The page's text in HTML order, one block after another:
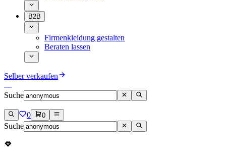
B2B
Firmenkleidung gestalten
Beraten lassen
Selber verkaufen
Suche
0 0
Suche